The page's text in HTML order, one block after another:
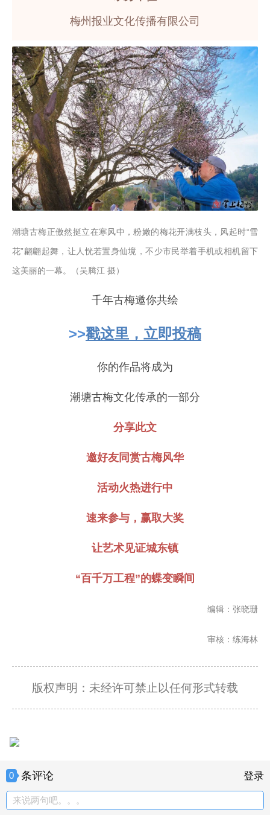
梅州报业文化传播有限公司
潮塘古梅正傲然挺立在寒风中，粉嫩的梅花开满枝头，风起时“雪
花”翩翩起舞，让人恍若置身仙境，不少市民举着手机或相机留下
这美丽的一幕。（吴腾江 摄）
千年古梅邀你共绘
>>戳这里，立即投稿
你的作品将成为
潮塘古梅文化传承的一部分
分享此文
邀好友同赏古梅风华
活动火热进行中
速来参与，赢取大奖
让艺术见证城东镇
“百千万工程”的蝶变瞬间
编辑：张晓珊
审核：练海林
版权声明：未经许可禁止以任何形式转载
0 条评论 登录
来说两句吧。。。